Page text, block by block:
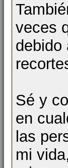
veces
debido
Sé y
en
las
mi